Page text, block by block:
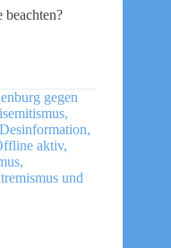
beachten?
gegen
,
Desinformation,
aktiv,
,
und